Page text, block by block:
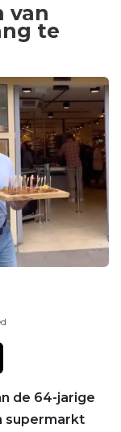
van
te
de 64-jarige
supermarkt